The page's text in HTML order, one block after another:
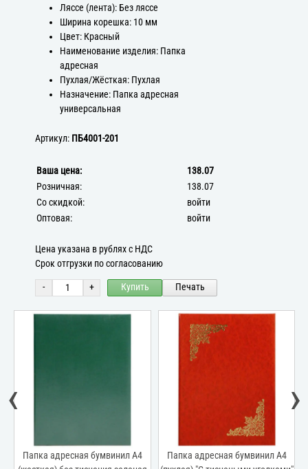
Ляссе (лента): Без ляссе
Ширина корешка: 10 мм
Цвет: Красный
Наименование изделия: Папка
адресная
Пухлая/Жёсткая: Пухлая
Назначение: Папка адресная
универсальная
Артикул: ПБ4001-201
Ваша цена:
138.07
Розничная:
138.07
Со скидкой:
войти
Оптовая:
войти
Цена указана в рублях с НДС
Срок отгрузки по согласованию
- + Купить Печать
бумвинил А4
Папка адресная бумвинил А4
Папка
‹ ›